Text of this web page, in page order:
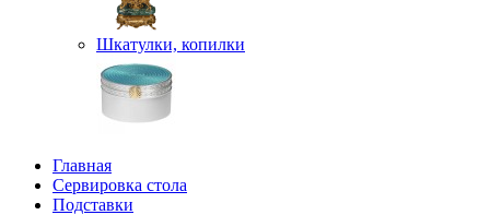
Шкатулки, копилки
Главная
Сервировка стола
Подставки